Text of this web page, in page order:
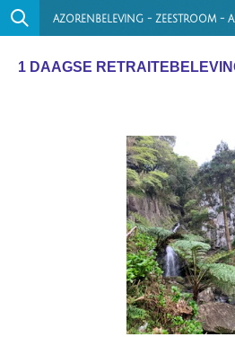
Ga
naar
AZORENBELEVING - ZEESTROOM
1 DAAGSE